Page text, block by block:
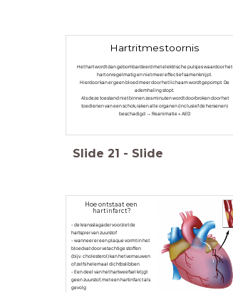
Hartritmestoornis
Het hart wordt dan gebombardeerd met elektrische pulsjes waardoor het
hart onregelmatig en niet meer effectief samenknijpt.
Hierdoor kan er geen bloed meer door het lichaam wordt gepompt. De
ademhaling stopt.
Als deze toestand niet binnen zes minuten wordt doorbroken door het
toedienen van een schok, raken alle organen (inclusief de hersenen)
beschadigd → Reanimatie + AED
Slide 21 - Slide
Hoe ontstaat een
hartinfarct?
- de kransslagader voorziet de
hartspier van zuurstof
- wanneer er een plaque vormt in het
bloedvat door vetachtige stoffen
(bijv. cholesterol) kan het vernauwen
of zelfs helemaal dichtbslibben
- Een deel van het hartweefsel krijgt
geen zuurstof, met een hartinfarct als
gevolg